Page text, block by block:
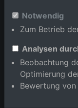
Engen/
Notwendig
Zum Betrieb
Analysen
Beobachtung
Optimierung
Bewertung